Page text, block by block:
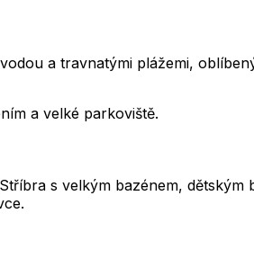
a travnatými plážemi,
a velké parkoviště.
s velkým bazénem,